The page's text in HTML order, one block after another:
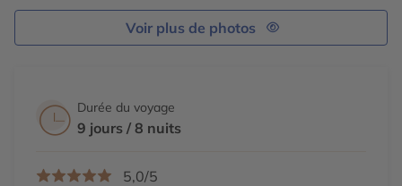
Voir plus de photos
Durée du voyage
9 jours / 8 nuits
5,0/5